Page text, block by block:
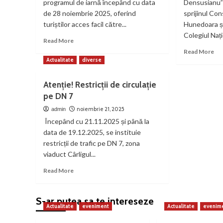
programul de iarnă începând cu data
de 28 noiembrie 2025, oferind
turiștilor acces facil către...
Read MoreRead
about
trece
programul
iarnă
începând
cu
28
2025
sprijinul
Hunedoara
Colegiul
Read More
Actualitate diverse
Atenție! Restricții de circulație
pe DN 7
admin noiembrie 21, 2025
Începând cu 21.11.2025 și până la
data de 19.12.2025, se instituie
restricții de trafic pe DN 7, zona
viaduct Cârligul...
Read MoreRead
Restricții
S-ar putea sa te intereseze
Actualitate eveniment Actualitate